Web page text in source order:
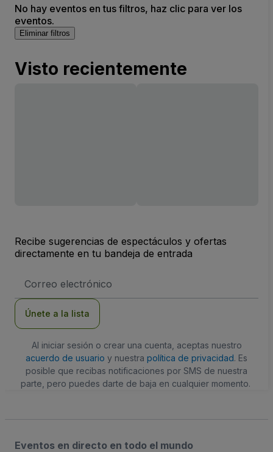
No hay eventos en tus filtros, haz clic para ver los
eventos.
Eliminar filtros
Visto recientemente
Recibe sugerencias de espectáculos y ofertas
directamente en tu bandeja de entrada
de
Únete a la lista
Al iniciar sesión o crear una cuenta, aceptas nuestro
acuerdo de usuario y nuestra política de privacidad. Es
posible que recibas notificaciones por SMS de nuestra
parte, pero puedes darte de baja en cualquier momento.
Eventos en directo en todo el mundo